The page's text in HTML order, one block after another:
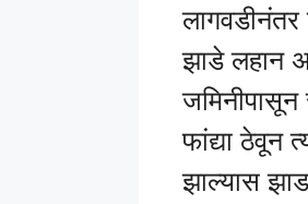
लागवडीनंतर
झाडे लहान
फांद्या ठेवून
झाल्यास